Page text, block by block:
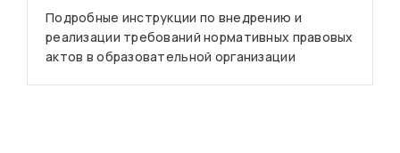
Подробные инструкции по внедрению и
реализации требований нормативных правовых
актов в образовательной организации